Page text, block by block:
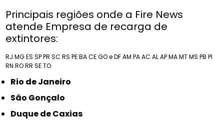
Principais regiões onde a Fire News
atende Empresa de recarga de
extintores:
RJ MGES SPPR SC RS PEBACEGO e DFAM PAAC ALAPMAMTMS PB PI
RN RORR SETO
Rio de Janeiro
São Gonçalo
Duque de Caxias